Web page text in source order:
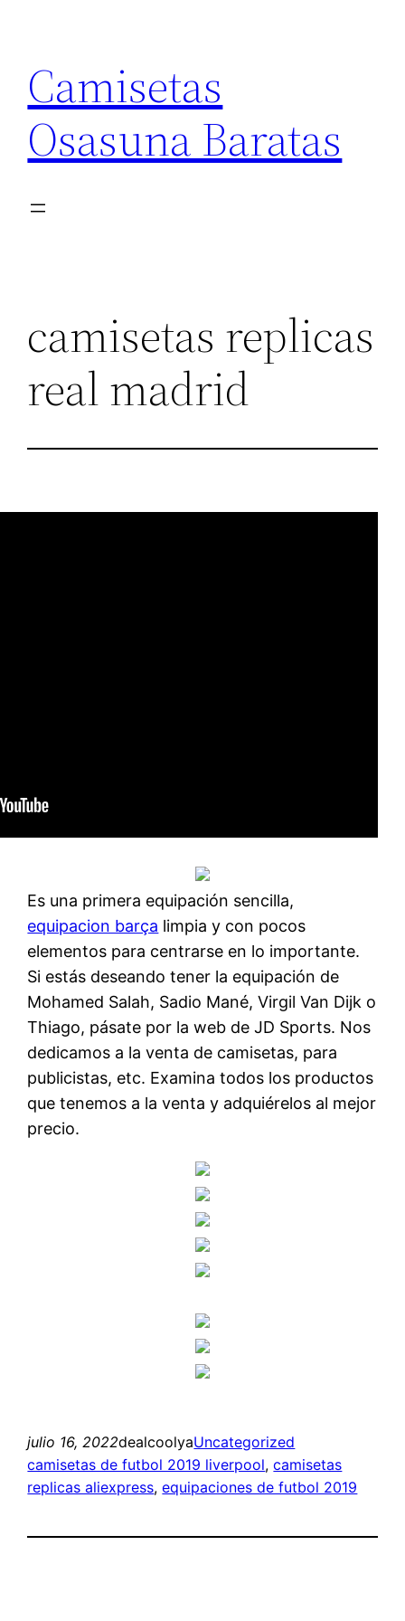
contenido
Camisetas
Osasuna Baratas
camisetas replicas
real madrid
Es una primera equipación sencilla,
equipacion barça limpia y con pocos
elementos para centrarse en lo importante.
Si estás deseando tener la equipación de
Mohamed Salah, Sadio Mané, Virgil Van Dijk o
Thiago, pásate por la web de JD Sports. Nos
dedicamos a la venta de camisetas, para
publicistas, etc. Examina todos los productos
que tenemos a la venta y adquiérelos al mejor
precio.
julio 16, 2022dealcoolyaUncategorized
camisetas de futbol 2019 liverpool, camisetas
replicas aliexpress, equipaciones de futbol 2019